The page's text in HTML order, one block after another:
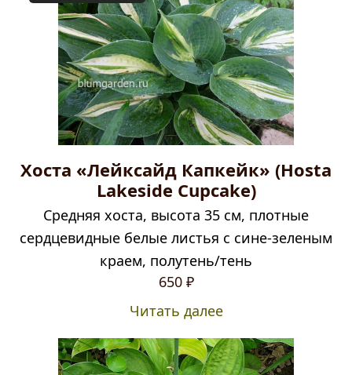
Хоста «Лейксайд Капкейк» (Hosta
Lakeside Cupcake)
Средняя хоста, высота 35 см, плотные
сердцевидные белые листья с сине-зеленым
краем, полутень/тень
650 ₽
Читать далее